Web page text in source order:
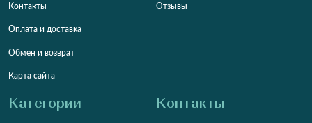
Контакты
Оплата и доставка
Обмен и возврат
Карта сайта
Отзывы
Категории Контакты